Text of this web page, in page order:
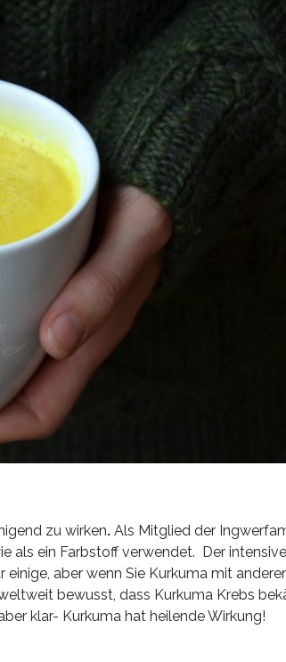
zu wirken.Als Mitglied der
als ein Farbstoff verwendet. Der
aber wenn Sie Kurkuma mit
bewusst, dass Kurkuma Krebs
klar- Kurkuma hat heilende Wirkung!